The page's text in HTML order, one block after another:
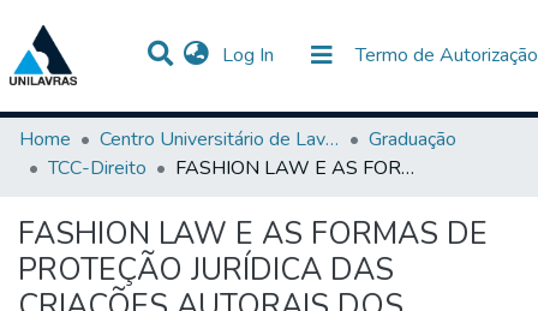
Log In (current) Termo de Autorização
Communities & Collections
Statistics
All of DSpace
Home
Centro Universitário de Lavras-UNILAVRAS
Graduação
TCC-Direito
FASHION LAW E AS FORMAS DE PROTEÇÃO JURÍDICA DAS CRIAÇÕES AUTORAIS DOS DESIGNERS DE MODA FRENTE À PRÁTICA DO PLÁGIO
FASHION LAW E AS FORMAS DE
PROTEÇÃO JURÍDICA DAS